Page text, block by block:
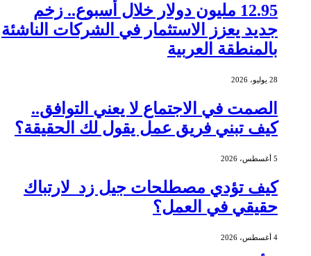
12.95 مليون دولار خلال أسبوع.. زخم
جديد يعزز الاستثمار في الشركات الناشئة
بالمنطقة العربية
28 يوليو، 2026
الصمت في الاجتماع لا يعني التوافق..
كيف تبني فريق عمل يقول لك الحقيقة؟
5 أغسطس، 2026
كيف تؤدي مصطلحات جيل زد لارتباك
حقيقي في العمل؟
4 أغسطس، 2026